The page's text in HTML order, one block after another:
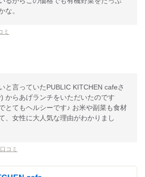
な。
ミ
と言っていたPUBLIC KITCHEN cafeさ
からあげランチをいただいたのです
とてもヘルシーです♪ お米や副菜も食材
、女性に大人気な理由がわかりまし
コミ